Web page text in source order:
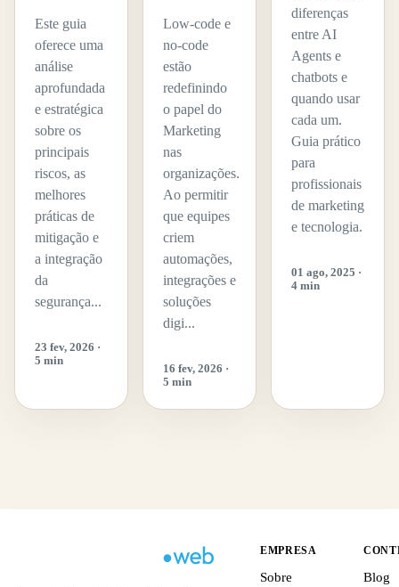
Este guia
oferece uma
análise
aprofundada
e estratégica
sobre os
principais
riscos, as
melhores
práticas de
mitigação e
a integração
da
segurança...
23 fev, 2026 ·
5 min
Low-code e
no-code
estão
redefinindo
o papel do
Marketing
nas
organizações.
Ao permitir
que equipes
criem
automações,
integrações e
soluções
digi...
16 fev, 2026 ·
5 min
diferenças
entre AI
Agents e
chatbots e
quando usar
cada um.
Guia prático
para
profissionais
de marketing
e tecnologia.
01 ago, 2025 ·
4 min
EMPRESA
Sobre
Blog